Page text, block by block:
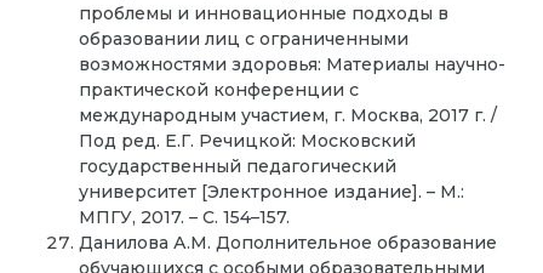
проблемы и инновационные подходы в
образовании лиц с ограниченными
возможностями здоровья: Материалы научно-
практической конференции с
международным участием, г. Москва, 2017 г. /
Под ред. Е.Г. Речицкой: Московский
государственный педагогический
университет [Электронное издание]. – М.:
МПГУ, 2017. – С. 154–157.
Данилова А.М. Дополнительное образование
обучающихся с особыми образовательными